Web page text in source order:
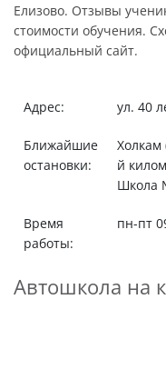
Елизово. Отзывы
стоимости обучения.
официальный сайт.
Адрес: ул. 40
Ближайшие
остановки:
Холкам
й
Школа
Время
работы:
пн-пт
Автошкола на